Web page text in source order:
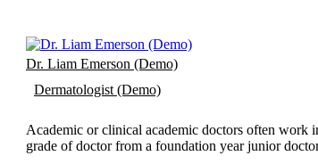
Dr. Liam Emerson (Demo)
Dermatologist (Demo)
Academic or clinical academic doctors often work
grade of doctor from a foundation year junior